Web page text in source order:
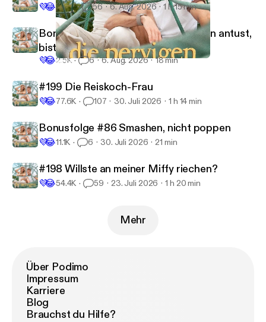
#193 Tauber Sack
💜😂13.5K 56 6. Aug. 2026 1 h 15 min
Bonusfolge #87 Das, was du Kindern antust,
bist du später, hast du selber
💜😂2.5K 6 6. Aug. 2026 18 min
#199 Die Reiskoch-Frau
💜😂77.6K 107 30. Juli 2026 1 h 14 min
Bonusfolge #86 Smashen, nicht poppen
💜😂11.1K 6 30. Juli 2026 21 min
#198 Willste an meiner Miffy riechen?
💜😂54.4K 59 23. Juli 2026 1 h 20 min
Mehr
Über Podimo
Impressum
Karriere
Blog
Brauchst du Hilfe?